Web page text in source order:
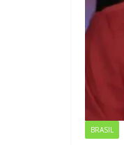
BRASIL